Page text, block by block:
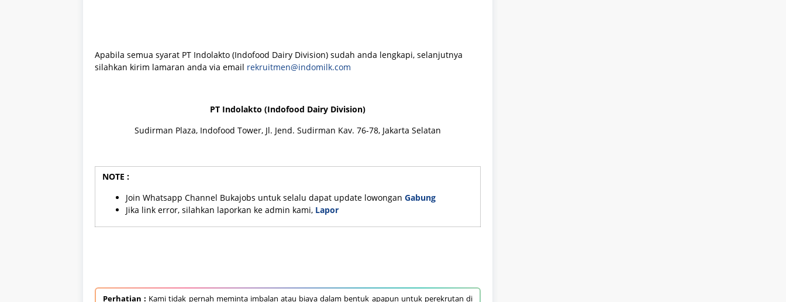
Apabila semua syarat PT Indolakto (Indofood Dairy Division) sudah anda lengkapi, selanjutnya
silahkan kirim lamaran anda via email rekruitmen@indomilk.com
PT Indolakto (Indofood Dairy Division)
Sudirman Plaza, Indofood Tower, Jl. Jend. Sudirman Kav. 76-78, Jakarta Selatan
NOTE :
Join Whatsapp Channel Bukajobs untuk selalu dapat update lowongan Gabung
Jika link error, silahkan laporkan ke admin kami, Lapor
Perhatian : Kami tidak pernah meminta imbalan atau biaya dalam bentuk apapun untuk perekrutan di